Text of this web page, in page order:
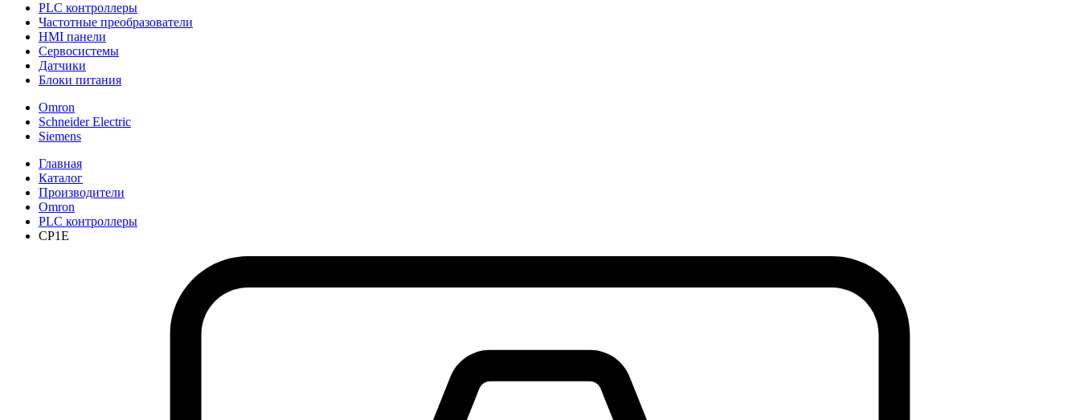
PLC контроллеры
Частотные преобразователи
HMI панели
Сервосистемы
Датчики
Блоки питания
Omron
Schneider Electric
Siemens
Главная
Каталог
Производители
Omron
PLC контроллеры
CP1E